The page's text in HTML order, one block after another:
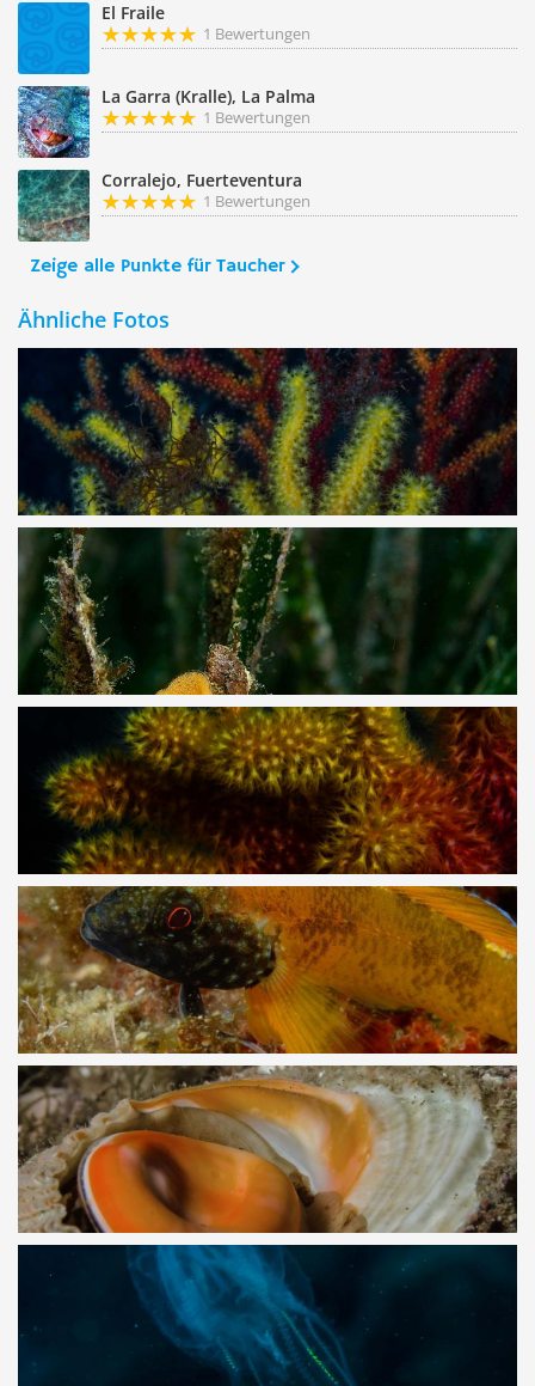
El Fraile
1 Bewertungen
La Garra (Kralle), La Palma
1 Bewertungen
Corralejo, Fuerteventura
1 Bewertungen
Zeige alle Punkte für Taucher
Ähnliche Fotos